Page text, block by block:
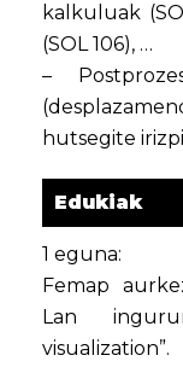
kalkuluak
(SOL 106), …
–
hutsegite
Edukiak
1 eguna:
Femap
Lan
visualization”.